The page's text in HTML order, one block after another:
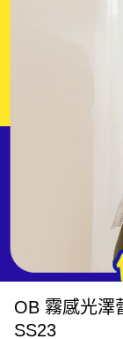
OB 霧感光澤
SS23